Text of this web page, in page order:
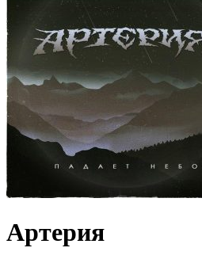
Артерия